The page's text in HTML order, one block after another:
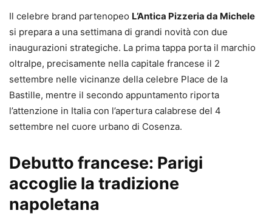
Il celebre brand partenopeo L’Antica Pizzeria da Michele
si prepara a una settimana di grandi novità con due
inaugurazioni strategiche. La prima tappa porta il marchio
oltralpe, precisamente nella capitale francese il 2
settembre nelle vicinanze della celebre Place de la
Bastille, mentre il secondo appuntamento riporta
l’attenzione in Italia con l’apertura calabrese del 4
settembre nel cuore urbano di Cosenza.
Debutto francese: Parigi
accoglie la tradizione
napoletana